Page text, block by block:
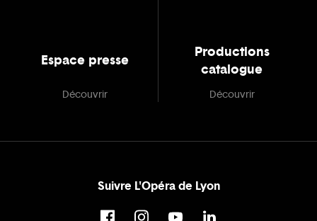
Espace presse
Découvrir
Productions
catalogue
Découvrir
Suivre L'Opéra de Lyon